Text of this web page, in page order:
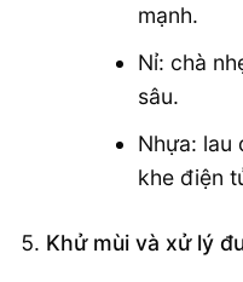
mạnh.
Nỉ: chà
sâu.
Nhựa: lau
khe điện
Khử mùi và xử lý